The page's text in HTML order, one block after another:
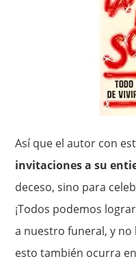
Así que el autor con
invitaciones a su
deceso, sino para
¡Todos podemos
a nuestro funeral, y
esto también ocurra